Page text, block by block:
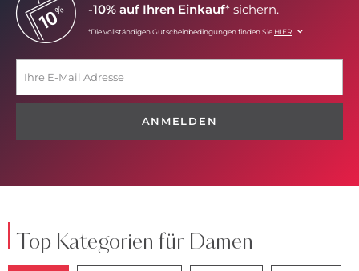
-10% auf Ihren Einkauf* sichern.
*Die vollständigen Gutscheinbedingungen finden Sie HIER
ANMELDEN
Top Kategorien für Damen